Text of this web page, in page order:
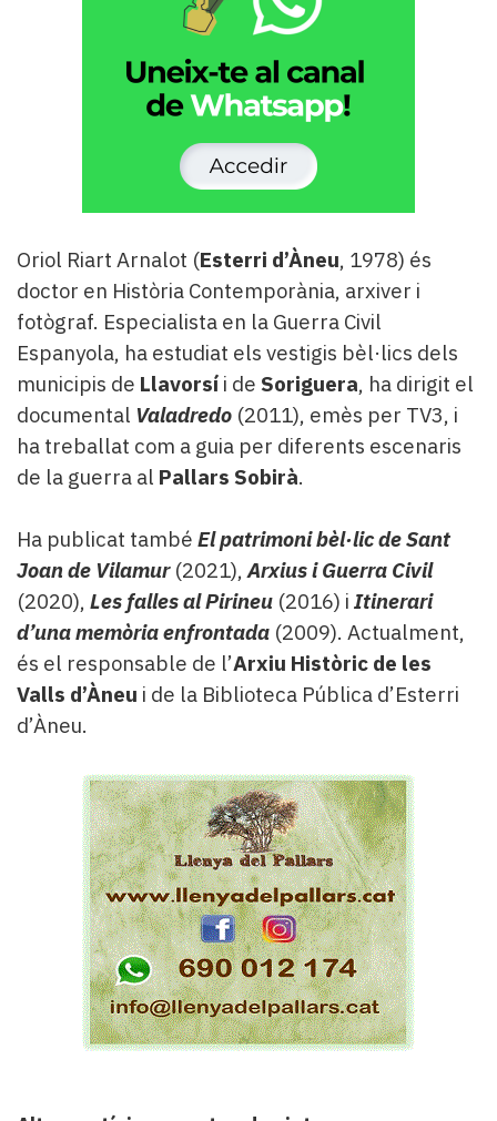
Oriol Riart Arnalot (Esterri d’Àneu, 1978) és
doctor en Història Contemporània, arxiver i
fotògraf. Especialista en la Guerra Civil
Espanyola, ha estudiat els vestigis bèl·lics dels
municipis de Llavorsí i de Soriguera, ha dirigit el
documental Valadredo (2011), emès per TV3, i
ha treballat com a guia per diferents escenaris
de la guerra al Pallars Sobirà.
Ha publicat també El patrimoni bèl·lic de Sant
Joan de Vilamur(2021), Arxius i Guerra Civil
(2020), Les falles al Pirineu (2016) i Itinerari
d’una memòria enfrontada (2009). Actualment,
és el responsable de l’Arxiu Històric de les
Valls d’Àneu i de la Biblioteca Pública d’Esterri
d’Àneu.